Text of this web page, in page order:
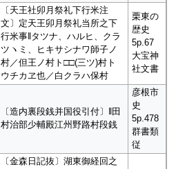
〔天王社卯月祭礼下行米注
文〕定天王卯月祭礼当所之下
行米事‖タツナ、ハルヒ、クラ
ツヽミ、ヒキサシナワ師子ノ
村／但王ノ村ト□□(三ツ)村ト
ウチカヱ也／白クラハ保村
栗東の
歴史
5p.67
大宝神
社文書
〔造内裏段銭并国役引付〕‖田
村治部少輔殿江州野路村段銭
彦根市
史
5p.478
群書類
従
〔金森日記抜〕湖東御経回之